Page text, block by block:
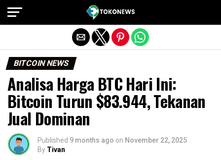
BITCOIN NEWS
Analisa Harga BTC Hari Ini:
Bitcoin Turun $83.944, Tekanan
Jual Dominan
Published 9 months ago on November 22, 2025
By Tivan
Exit mobile version